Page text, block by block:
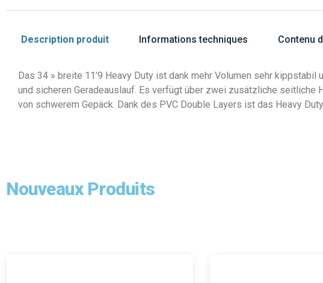
Description produit Informations techniques Contenu
Das 34 » breite 11’9 Heavy Duty ist dank mehr Volumen sehr
und sicheren Geradeauslauf. Es verfügt über zwei zusätzliche
von schwerem Gepäck. Dank des PVC Double Layers ist das Heavy
Nouveaux Produits